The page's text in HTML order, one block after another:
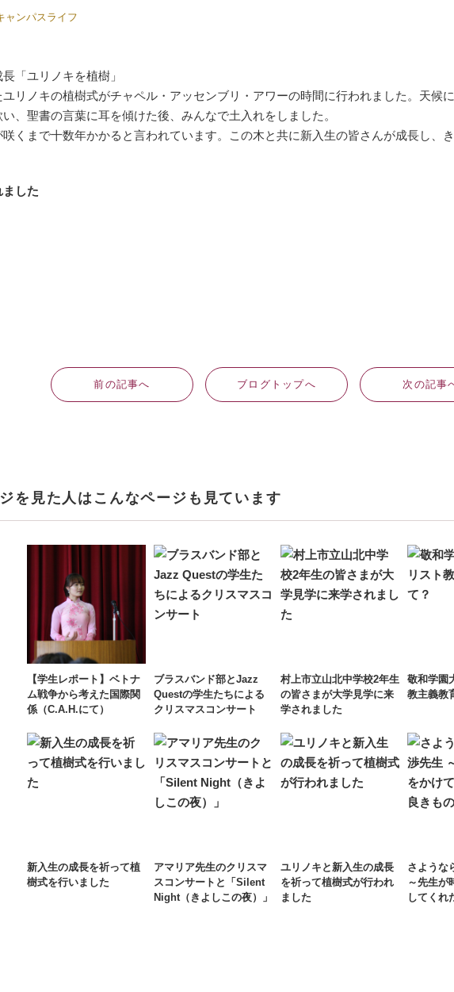
ャンパスライフ
「ユリノキを植樹」
ユリノキの植樹式がチャペル・アッセンブリ・アワーの時間に行われました。天候
、聖書の言葉に耳を傾けた後、みんなで土入れをしました。
くまで十数年かかると言われています。この木と共に新入生の皆さんが成長し、
ました
前の記事へ ブログ トップへ 次 の記事
を見た人はこんなページも見ています
【学生レポート】ベトナ
ム戦争から考えた国際関
係（C.A.H.にて）
ブラスバンド部とJazz
Questの学生たちによる
クリスマスコンサート
村上市立山北中学校2年⽣
の皆さまが⼤学⾒学に来
学されました
敬和学園
教主義教
新入生の成長を祈って植
樹式を行いました
アマリア先生のクリスマ
スコンサートと「Silent
Night（きよしこの夜）」
ユリノキと新入生の成長
を祈って植樹式が行われ
ました
さような
～先生が
してくれ